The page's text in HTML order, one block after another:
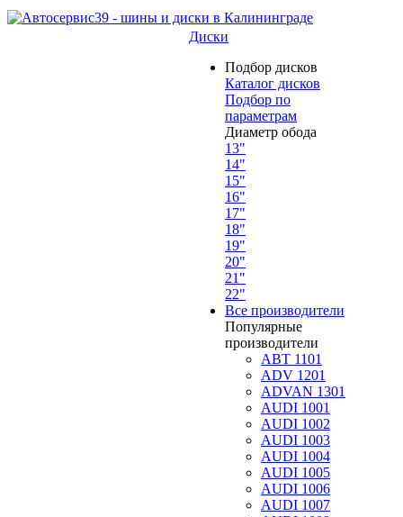
Диски
Подбор дисков
Каталог дисков
Подбор по
параметрам
Диаметр обода
13"
14"
15"
16"
17"
18"
19"
20"
21"
22"
Все производители
Популярные
производители
ABT 1101
ADV 1201
ADVAN 1301
AUDI 1001
AUDI 1002
AUDI 1003
AUDI 1004
AUDI 1005
AUDI 1006
AUDI 1007